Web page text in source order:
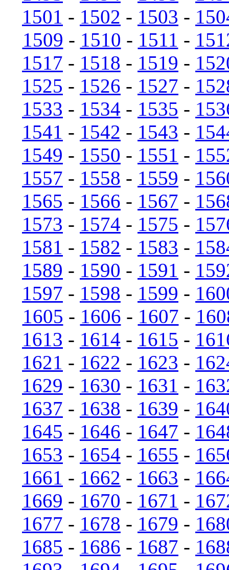
1501 - 1502 - 1503 -
1509 - 1510 - 1511 -
1517 - 1518 - 1519 -
1525 - 1526 - 1527 -
1533 - 1534 - 1535 -
1541 - 1542 - 1543 -
1549 - 1550 - 1551 -
1557 - 1558 - 1559 -
1565 - 1566 - 1567 -
1573 - 1574 - 1575 -
1581 - 1582 - 1583 -
1589 - 1590 - 1591 -
1597 - 1598 - 1599 -
1605 - 1606 - 1607 -
1613 - 1614 - 1615 -
1621 - 1622 - 1623 -
1629 - 1630 - 1631 -
1637 - 1638 - 1639 -
1645 - 1646 - 1647 -
1653 - 1654 - 1655 -
1661 - 1662 - 1663 -
1669 - 1670 - 1671 -
1677 - 1678 - 1679 -
1685 - 1686 - 1687 -